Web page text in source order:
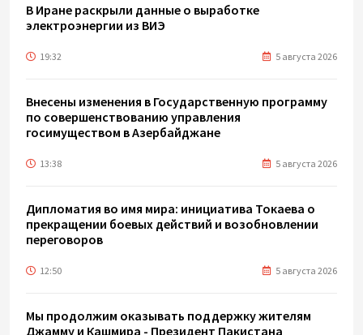
В Иране раскрыли данные о выработке
электроэнергии из ВИЭ
19:32 5 августа 2026
Внесены изменения в Государственную программу
по совершенствованию управления
госимуществом в Азербайджане
13:38 5 августа 2026
Дипломатия во имя мира: инициатива Токаева о
прекращении боевых действий и возобновлении
переговоров
12:50 5 августа 2026
Мы продолжим оказывать поддержку жителям
Джамму и Кашмира - Президент Пакистана